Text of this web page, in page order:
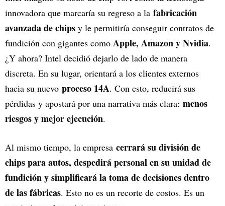
innovadora que marcaría su regreso a la fabricación
avanzada de chips y le permitiría conseguir contratos de
fundición con gigantes como Apple, Amazon y Nvidia.
¿Y ahora? Intel decidió dejarlo de lado de manera
discreta. En su lugar, orientará a los clientes externos
hacia su nuevo proceso 14A. Con esto, reducirá sus
pérdidas y apostará por una narrativa más clara: menos
riesgos y mejor ejecución.
Al mismo tiempo, la empresa cerrará su división de
chips para autos, despedirá personal en su unidad de
fundición y simplificará la toma de decisiones dentro
de las fábricas. Esto no es un recorte de costos. Es un